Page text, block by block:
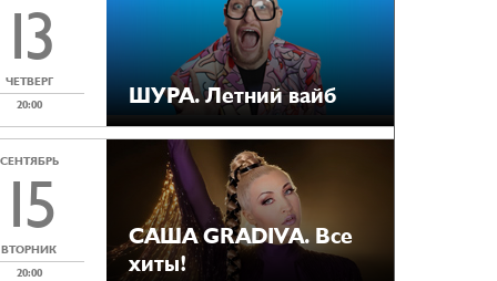
13
ЧЕТВЕРГ
20:00
ШУРА. Летний вайб
СЕНТЯБРЬ
15
ВТОРНИК
20:00
САША GRADIVA. Все
хиты!